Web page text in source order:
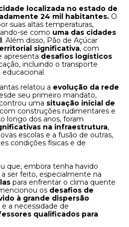
localizada no estado de
24 mil habitantes. O
suas altas temperaturas,
se como uma das cidades
. Além disso, Pão de Açúcar
significativa, com
apresenta desafios logísticos
incluindo o transporte
relatou a evolução da rede
seu primeiro mandato,
uma situação inicial de
construções rudimentares e
longo dos anos, foram
na infraestrutura,
escolas e a fusão de outras,
condições físicas e de
que, embora tenha havido
ser feito, especialmente na
para enfrentar o clima quente
os desafios de
à grande dispersão
e a necessidade de
qualificados para